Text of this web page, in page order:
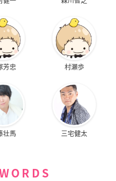
芳忠 村瀬歩
壮馬 三宅健太